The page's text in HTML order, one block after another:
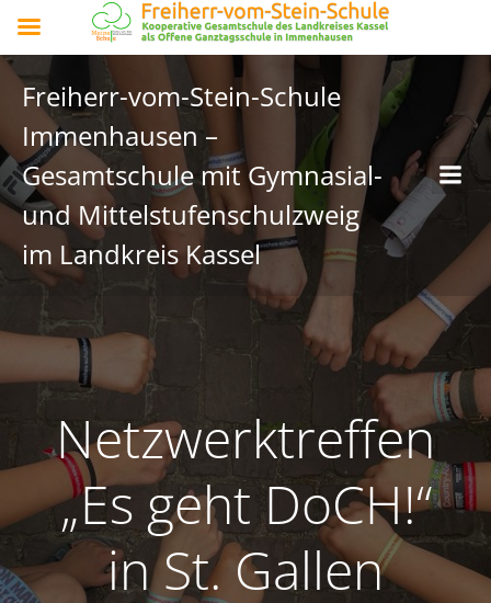
Freiherr-vom-Stein-Schule
Immenhausen –
Gesamtschule mit Gymnasial-
und Mittelstufenschulzweig
im Landkreis Kassel
Netzwerktreffen
„Es geht DoCH!“
in St. Gallen